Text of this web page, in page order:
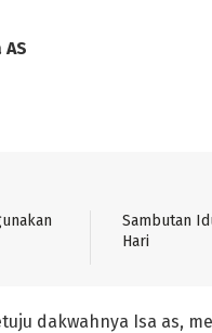
Sambutan
Hari
dakwahnya Isa as,